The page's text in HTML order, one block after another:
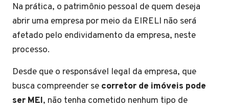
Na prática, o patrimônio pessoal de quem deseja
abrir uma empresa por meio da EIRELI não será
afetado pelo endividamento da empresa, neste
processo.
Desde que o responsável legal da empresa, que
busca compreender se corretor de imóveis pode
ser MEI, não tenha cometido nenhum tipo de